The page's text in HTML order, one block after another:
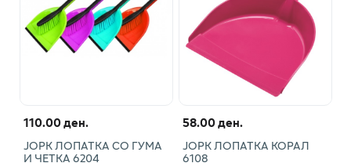
110.00 ден.
ЈОРК ЛОПАТКА СО ГУМА
И ЧЕТКА 6204
58.00 ден.
ЈОРК ЛОПАТКА КОРАЛ
6108